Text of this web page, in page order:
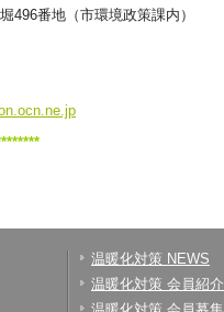
番地（市環境政策課内）
温暖化対策 NEWS
温暖化対策 会員紹介